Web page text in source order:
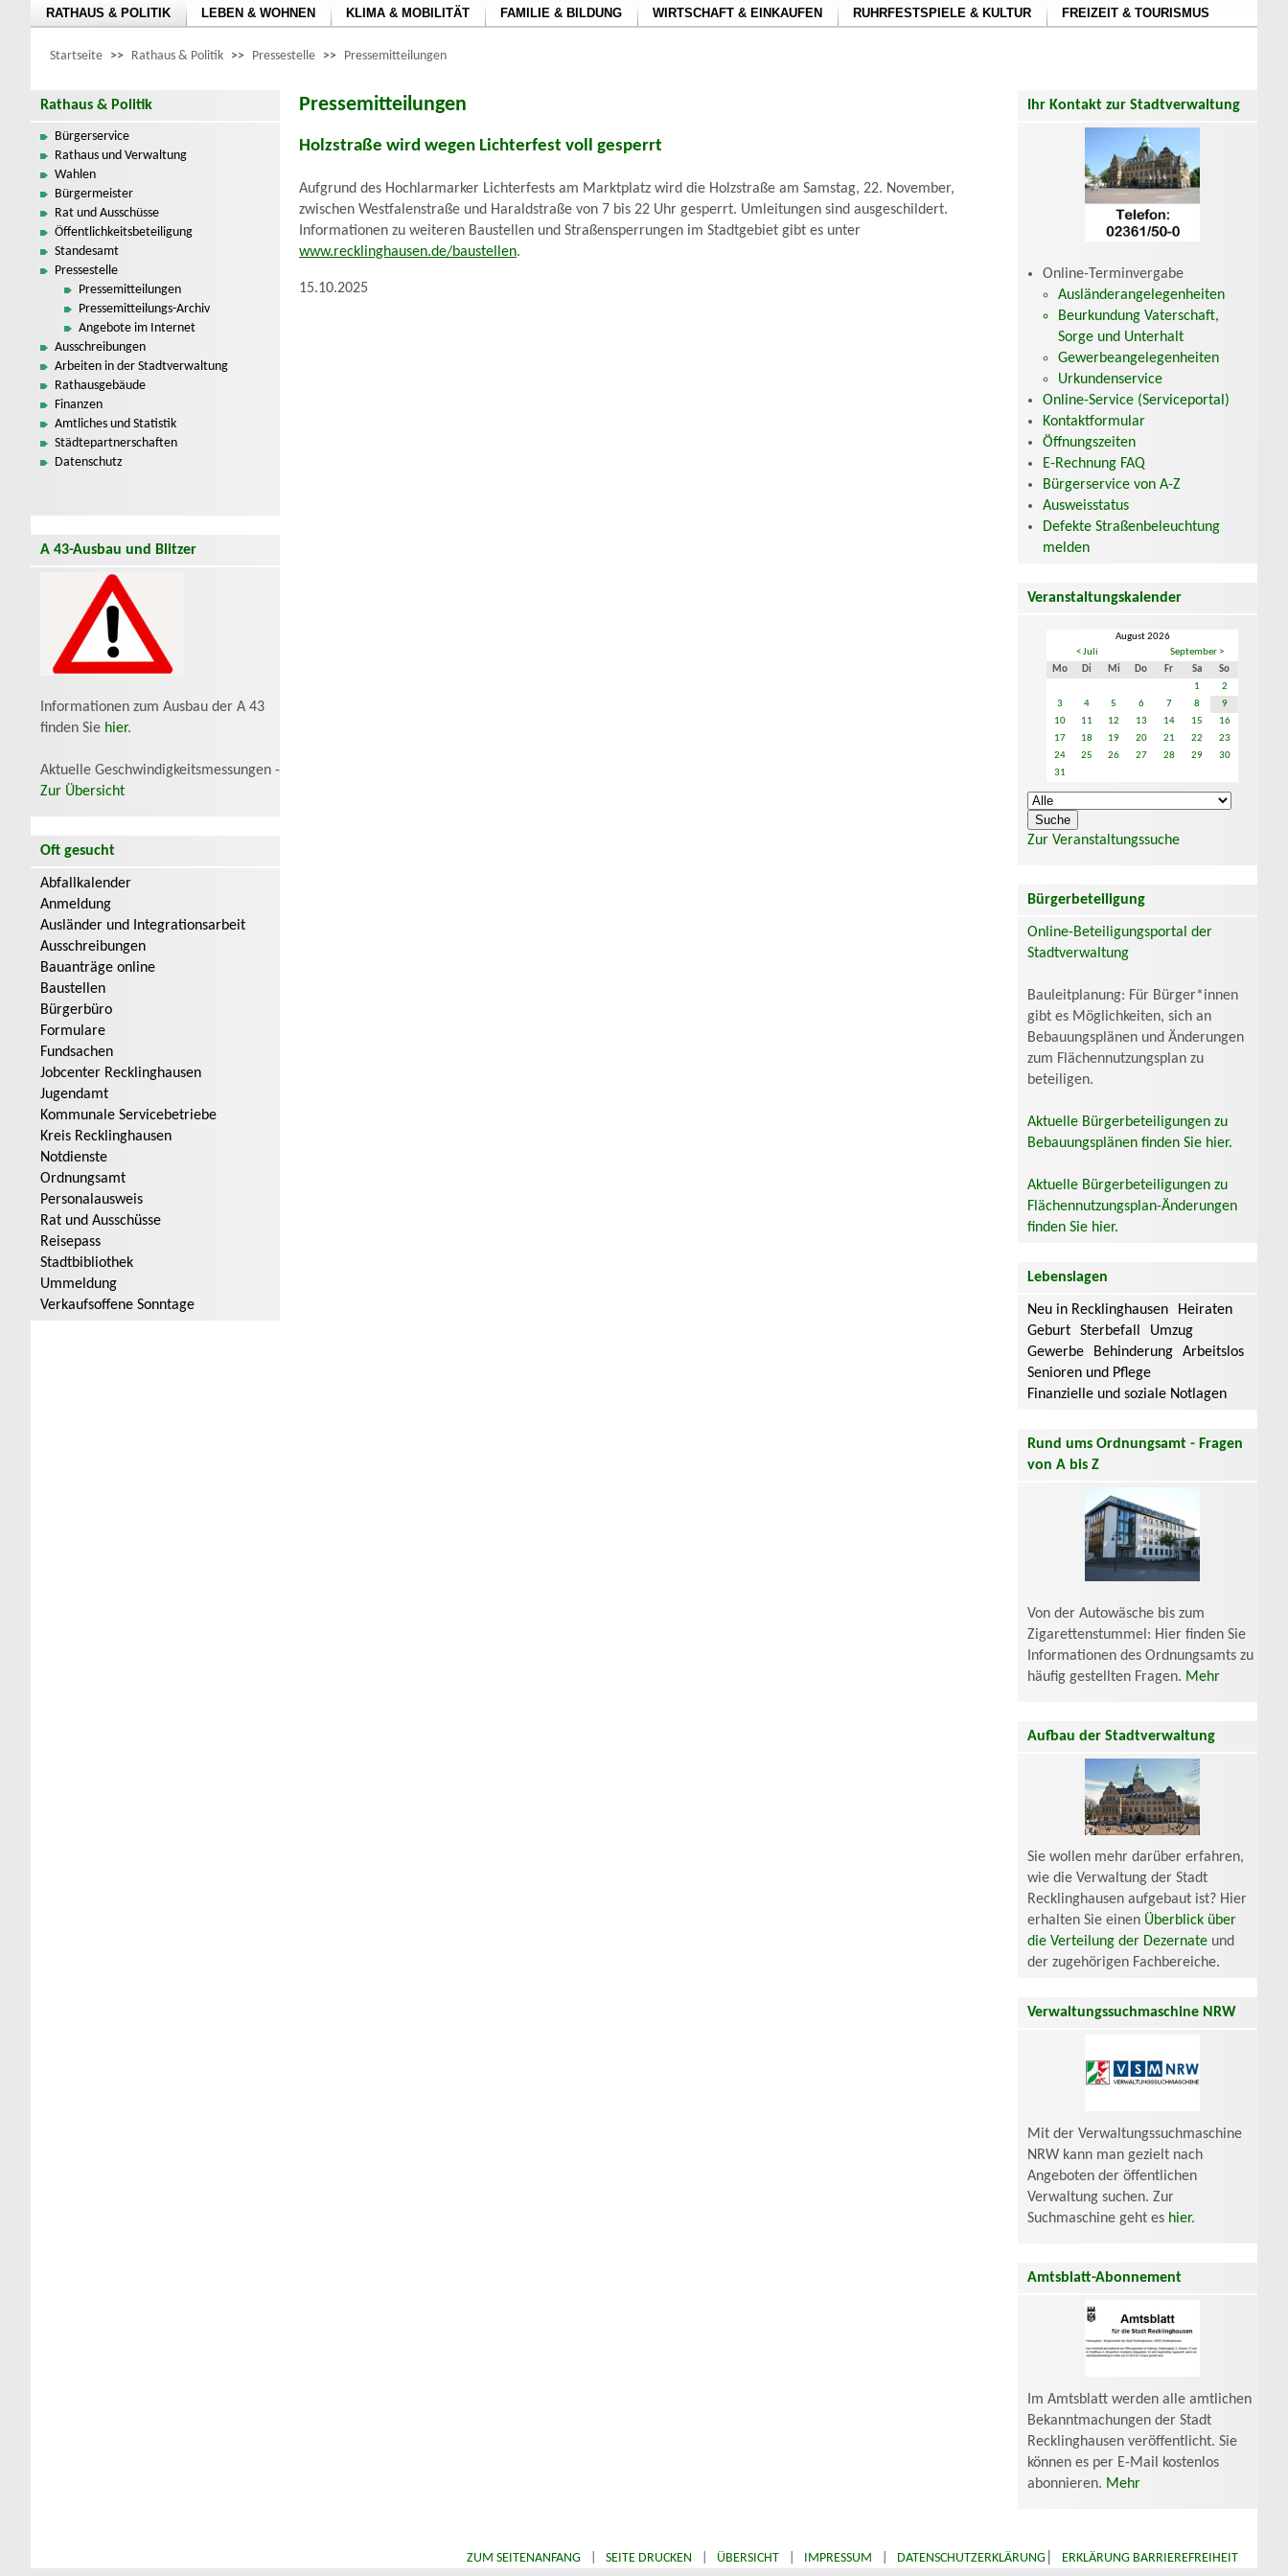
RATHAUS & POLITIK LEBEN & WOHNEN KLIMA & MOBILITÄT FAMILIE & BILDUNG WIRTSCHAFT & EINKAUFEN RUHRFESTSPIELE & KULTUR FREIZEIT & TOURISMUS
Startseite >> Rathaus & Politik >> Pressestelle >> Pressemitteilungen
Rathaus & Politik
Bürgerservice
Rathaus und Verwaltung
Wahlen
Bürgermeister
Rat und Ausschüsse
Öffentlichkeitsbeteiligung
Standesamt
Pressestelle
Pressemitteilungen
Pressemitteilungs-Archiv
Angebote im Internet
Ausschreibungen
Arbeiten in der Stadtverwaltung
Rathausgebäude
Finanzen
Amtliches und Statistik
Städtepartnerschaften
Datenschutz
A 43-Ausbau und Blitzer
Informationen zum Ausbau der A 43
finden Sie hier.
Aktuelle Geschwindigkeitsmessungen -
Zur Übersicht
Oft gesucht
Abfallkalender
Anmeldung
Ausländer und Integrationsarbeit
Ausschreibungen
Bauanträge online
Baustellen
Bürgerbüro
Formulare
Fundsachen
Jobcenter Recklinghausen
Jugendamt
Kommunale Servicebetriebe
Kreis Recklinghausen
Notdienste
Ordnungsamt
Personalausweis
Rat und Ausschüsse
Reisepass
Stadtbibliothek
Ummeldung
Verkaufsoffene Sonntage
Pressemitteilungen
Holzstraße wird wegen Lichterfest voll gesperrt
Aufgrund des Hochlarmarker Lichterfests am Marktplatz wird die Holzstraße am Samstag, 22. November,
zwischen Westfalenstraße und Haraldstraße von 7 bis 22 Uhr gesperrt. Umleitungen sind ausgeschildert.
Informationen zu weiteren Baustellen und Straßensperrungen im Stadtgebiet gibt es unter
www.recklinghausen.de/baustellen.
15.10.2025
Ihr Kontakt zur Stadtverwaltung
Online-Terminvergabe
Ausländerangelegenheiten
Beurkundung Vaterschaft,
Sorge und Unterhalt
Gewerbeangelegenheiten
Urkundenservice
Online-Service (Serviceportal)
Kontaktformular
Öffnungszeiten
E-Rechnung FAQ
Bürgerservice von A-Z
Ausweisstatus
Defekte Straßenbeleuchtung
melden
Veranstaltungskalender
August 2026
< Juli
September >
Mo
Di Mi Do Fr Sa
So
1
2
3
4 5 6 7 8
9
10
11 12 13 14 15
16
17
18 19 20 21 22
23
24
25 26 27 28 29
30
31
Zur Veranstaltungssuche
Bürgerbeteiligung
Online-Beteiligungsportal der
Stadtverwaltung
Bauleitplanung: Für Bürger*innen
gibt es Möglichkeiten, sich an
Bebauungsplänen und Änderungen
zum Flächennutzungsplan zu
beteiligen.
Aktuelle Bürgerbeteiligungen zu
Bebauungsplänen finden Sie hier.
Aktuelle Bürgerbeteiligungen zu
Flächennutzungsplan-Änderungen
finden Sie hier.
Lebenslagen
Neu in Recklinghausen
Heiraten
Geburt
Sterbefall
Umzug
Gewerbe
Behinderung
Arbeitslos
Senioren und Pflege
Finanzielle und soziale Notlagen
Rund ums Ordnungsamt - Fragen
von A bis Z
Von der Autowäsche bis zum
Zigarettenstummel: Hier finden Sie
Informationen des Ordnungsamts zu
häufig gestellten Fragen. Mehr
Aufbau der Stadtverwaltung
Sie wollen mehr darüber erfahren,
wie die Verwaltung der Stadt
Recklinghausen aufgebaut ist? Hier
erhalten Sie einen Überblick über
die Verteilung der Dezernate und
der zugehörigen Fachbereiche.
Verwaltungssuchmaschine NRW
Mit der Verwaltungssuchmaschine
NRW kann man gezielt nach
Angeboten der öffentlichen
Verwaltung suchen. Zur
Suchmaschine geht es hier.
Amtsblatt-Abonnement
Im Amtsblatt werden alle amtlichen
Bekanntmachungen der Stadt
Recklinghausen veröffentlicht. Sie
können es per E-Mail kostenlos
abonnieren. Mehr
ZUM SEITENANFANG SEITE DRUCKEN ÜBERSICHT IMPRESSUM DATENSCHUTZERKLÄRUNG ERKLÄRUNG BARRIEREFREIHEIT